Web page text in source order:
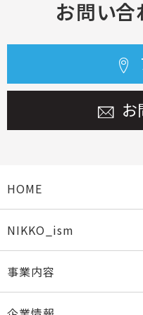
お問い合
HOME
NIKKO_ism
事業内容